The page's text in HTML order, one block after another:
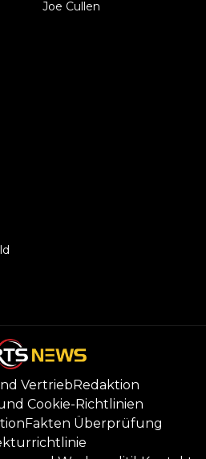
Joe Cullen
VertriebRedaktion
Cookie-Richtlinien
Fakten Überprüfung